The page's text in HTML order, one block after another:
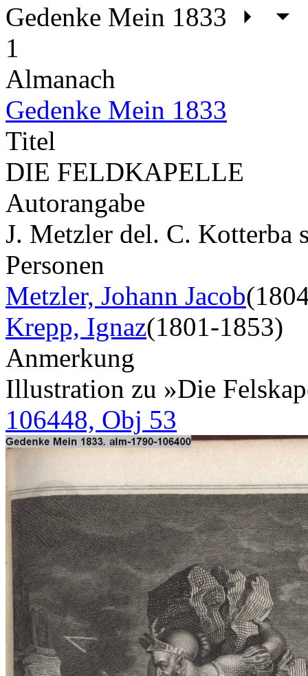
Gedenke Mein 1833
1
Almanach
Gedenke Mein 1833
Titel
DIE FELDKAPELLE
Autorangabe
J. Metzler del. C. Kotterba
Personen
Metzler, Johann Jacob
Krepp, Ignaz(1801-1853)
Anmerkung
Illustration zu »Die
106448, Obj 53